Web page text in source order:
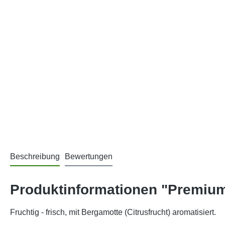
Beschreibung Bewertungen
Produktinformationen
Fruchtig - frisch, mit Bergamotte (Citrusfrucht) aromatisiert.